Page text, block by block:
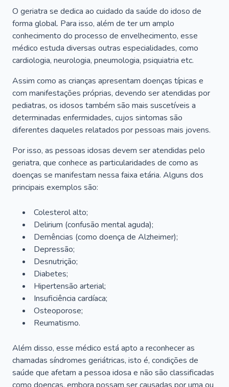
O geriatra se dedica ao cuidado da saúde do idoso de
forma global. Para isso, além de ter um amplo
conhecimento do processo de envelhecimento, esse
médico estuda diversas outras especialidades, como
cardiologia, neurologia, pneumologia, psiquiatria etc.
Assim como as crianças apresentam doenças típicas e
com manifestações próprias, devendo ser atendidas por
pediatras, os idosos também são mais suscetíveis a
determinadas enfermidades, cujos sintomas são
diferentes daqueles relatados por pessoas mais jovens.
Por isso, as pessoas idosas devem ser atendidas pelo
geriatra, que conhece as particularidades de como as
doenças se manifestam nessa faixa etária. Alguns dos
principais exemplos são:
Colesterol alto;
Delirium (confusão mental aguda);
Demências (como doença de Alzheimer);
Depressão;
Desnutrição;
Diabetes;
Hipertensão arterial;
Insuficiência cardíaca;
Osteoporose;
Reumatismo.
Além disso, esse médico está apto a reconhecer as
chamadas síndromes geriátricas, isto é, condições de
saúde que afetam a pessoa idosa e não são classificadas